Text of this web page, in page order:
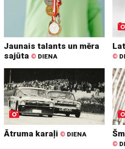
Jaunais talants un mēra
sajūta © DIENA ©
Ātruma karaļi © DIENA
©